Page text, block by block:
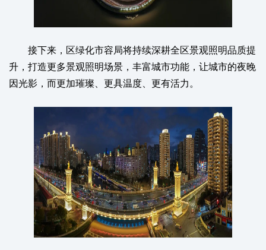
接下来，区绿化市容局将持续深耕全区景观照明品质提
升，打造更多景观照明场景，丰富城市功能，让城市的夜晚
因光影，而更加璀璨、更具温度、更有活力。